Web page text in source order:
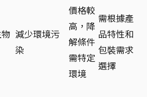
減少環境污
染
價格較
高，降
解條件
需特定
環境
需根據產
品特性和
包裝需求
選擇